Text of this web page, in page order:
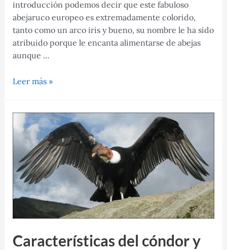
introducción podemos decir que este fabuloso
abejaruco europeo es extremadamente colorido,
tanto como un arco iris y bueno, su nombre le ha sido
atribuido porque le encanta alimentarse de abejas
aunque …
Descubre
europeo
y
sus
características
básicas
Leer más »
Características del cóndor y